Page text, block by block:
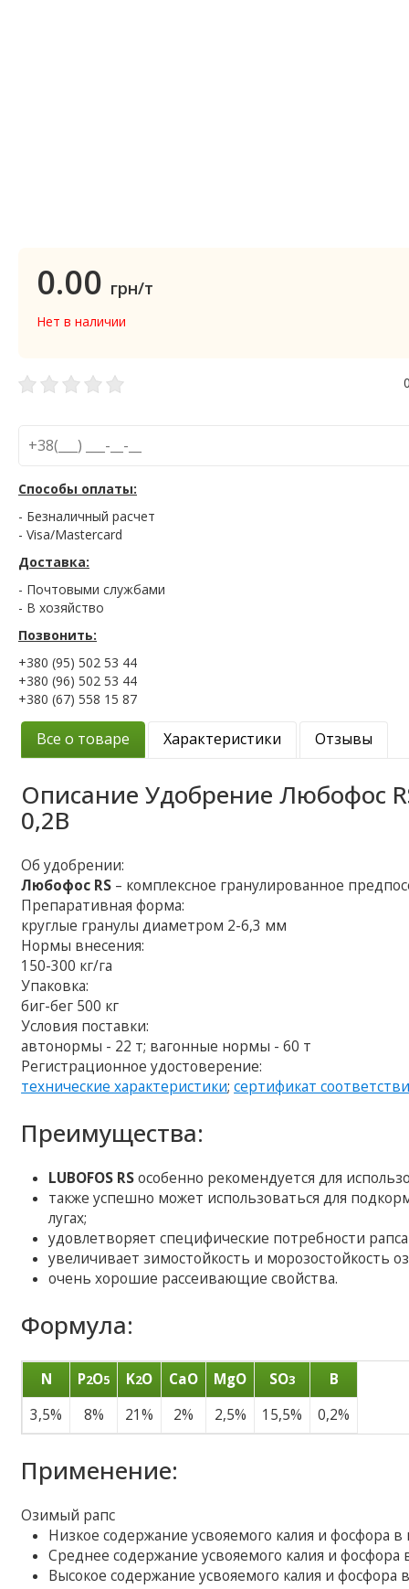
0.00 грн/т
Нет в наличии
Способы оплаты:
- Безналичный расчет
- Visa/Mastercard
Доставка:
- Почтовыми службами
- В хозяйство
Позвонить:
+380 (95) 502 53 44
+380 (96) 502 53 44
+380 (67) 558 15 87
Все о товаре Характеристики Отзывы
ОписаниеУдобрение Любофос
0,2B
Об удобрении:
Любофос RS – комплексное гранулированное
Препаративная форма:
круглые гранулы диаметром 2-6,3 мм
Нормы внесения:
150-300 кг/га
Упаковка:
биг-бег 500 кг
Условия поставки:
автонормы - 22 т; вагонные нормы - 60 т
Регистрационное удостоверение:
технические характеристики;сертификат
Преимущества:
LUBOFOS RSособенно рекомендуется для
также успешно может использоваться для
лугах;
удовлетворяет специфические потребности
увеличивает зимостойкость и морозостойкость
очень хорошие рассеивающие свойства.
Формула:
N P2O5 K2O CaO MgO SO3
B
3,5%
8% 21% 2% 2,5% 15,5% 0,2%
Применение:
Озимый рапс
Низкое содержание усвояемого калия и фосфора в
Среднее содержание усвояемого калия и фосфора
Высокое содержание усвояемого калия и фосфора